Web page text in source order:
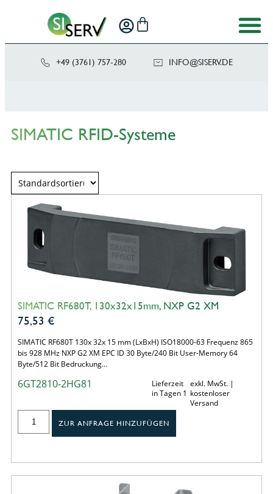
+49 (3761) 757-280 ED.VRE
SIS@OF
NI
SIMATIC RFID-Systeme
SIMATIC RF680T, 130x32x15mm, NXP G2 XM
75,53 €
SIMATIC RF680T 130x 32x 15 mm (LxBxH) ISO18000-63 Frequenz 865
bis 928 MHz NXP G2 XM EPC ID 30 Byte/240 Bit User-Memory 64
Byte/512 Bit Bedruckung…
6GT2810-2HG81
Lieferzeit
in Tagen 1
exkl. MwSt. |
kostenloser
Versand
ZUR ANFRAGE HINZUFÜGEN